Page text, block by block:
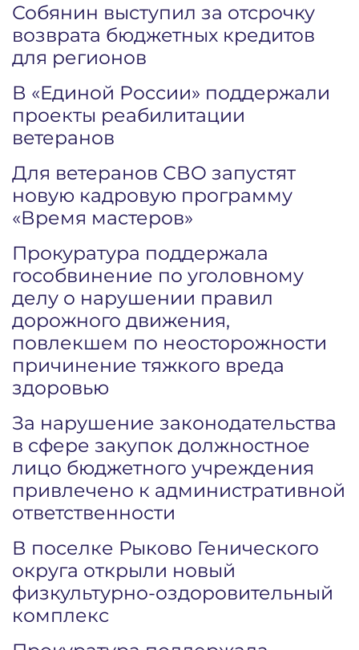
Собянин выступил за отсрочку
возврата бюджетных кредитов
для регионов
В «Единой России» поддержали
проекты реабилитации
ветеранов
Для ветеранов СВО запустят
новую кадровую программу
«Время мастеров»
Прокуратура поддержала
гособвинение по уголовному
делу о нарушении правил
дорожного движения,
повлекшем по неосторожности
причинение тяжкого вреда
здоровью
За нарушение законодательства
в сфере закупок должностное
лицо бюджетного учреждения
привлечено к административной
ответственности
В поселке Рыково Генического
округа открыли новый
физкультурно-оздоровительный
комплекс